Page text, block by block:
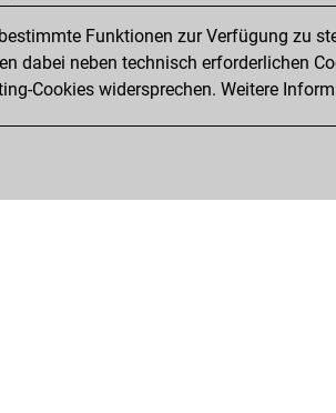
You achieved a new Elo of 1642
You created your Fritz account
Funktionen zur Verfügung zu
dabei neben technisch erforderlichen
Cookies widersprechen. Weitere